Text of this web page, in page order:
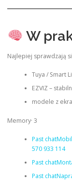
W
Najlepiej sprawdzają
Tuya / Smart
EZVIZ –
modele z
Memory· 3
Past chat
570 933 114
Past chat
Past chat